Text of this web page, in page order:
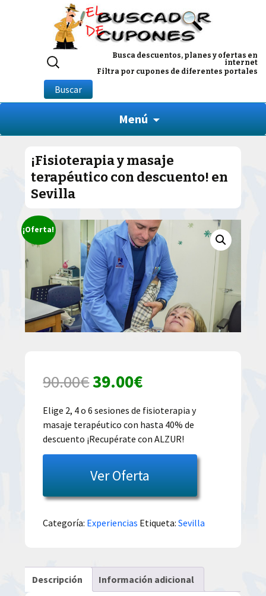
Busca descuentos, planes y ofertas en
internet
Filtra por cupones de diferentes portales
Buscar
por:
Buscar
Menú
¡Fisioterapia y masaje
terapéutico con descuento! en
Sevilla
¡Oferta!
90.00€El
precio
original
era:
90.00€.
39.00€El
precio
actual
es:
39.00€.
Elige 2, 4 o 6 sesiones de fisioterapia y
masaje terapéutico con hasta 40% de
descuento ¡Recupérate con ALZUR!
Ver Oferta
Categoría: Experiencias Etiqueta:Sevilla
Descripción Información adicional